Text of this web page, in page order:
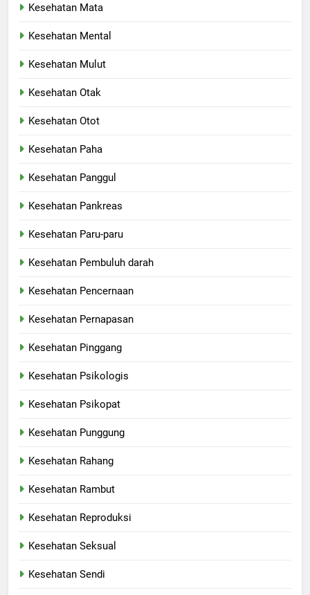
Kesehatan Mata
Kesehatan Mental
Kesehatan Mulut
Kesehatan Otak
Kesehatan Otot
Kesehatan Paha
Kesehatan Panggul
Kesehatan Pankreas
Kesehatan Paru-paru
Kesehatan Pembuluh darah
Kesehatan Pencernaan
Kesehatan Pernapasan
Kesehatan Pinggang
Kesehatan Psikologis
Kesehatan Psikopat
Kesehatan Punggung
Kesehatan Rahang
Kesehatan Rambut
Kesehatan Reproduksi
Kesehatan Seksual
Kesehatan Sendi